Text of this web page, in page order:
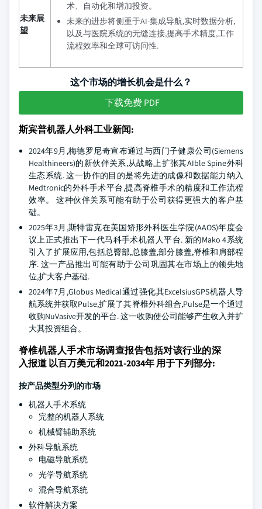
未来展
望
术、自动化和增加投资。
未来的进步将侧重于AI-集成导航,实时数据分析,
以及与医院系统的无缝连接,提高手术精度,工作
流程效率和全球可访问性.
这个市场的增长机会是什么？
下载免费 PDF
斯宾普机器人外科工业新闻:
2024年9月,梅德罗尼奇宣布通过与西门子健康公司(Siemens
Healthineers)的新伙伴关系,从战略上扩张其AIble Spine外科
生态系统. 这一协作的目的是将先进的成像和数据能力纳入
Medtronic的外科手术平台,提高脊椎手术的精度和工作流程
效率。 这种伙伴关系可能有助于公司获得更强大的客户基
础。
2025年3月,斯特雷克在美国矫形外科医生学院(AAOS)年度会
议上正式推出下一代马科手术机器人平台. 新的Mako 4系统
引入了扩展应用,包括总臀部,总膝盖,部分膝盖,脊椎和肩部程
序. 这一产品推出可能有助于公司巩固其在市场上的领先地
位,扩大客户基础.
2024年7月,Globus Medical通过强化其ExcelsiusGPS机器人导
航系统并获取Pulse,扩展了其脊椎外科组合,Pulse是一个通过
收购NuVasive开发的平台. 这一收购使公司能够产生收入并扩
大其投资组合。
脊椎机器人手术市场调查报告包括对该行业的深
入报道 以百万美元和2021-2034年 用于下列部分:
按产品类型分列的市场
机器人手术系统
完整的机器人系统
机械臂辅助系统
外科导航系统
电磁导航系统
光学导航系统
混合导航系统
软件解决方案